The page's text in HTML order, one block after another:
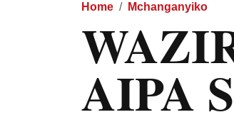
Home Mchanganyiko
AIPA